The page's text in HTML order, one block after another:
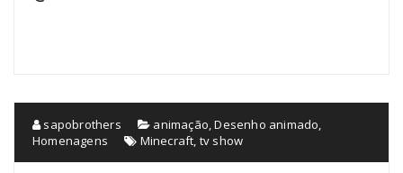
sapobrothers animação,Desenho animado,
Homenagens
Minecraft, tv show